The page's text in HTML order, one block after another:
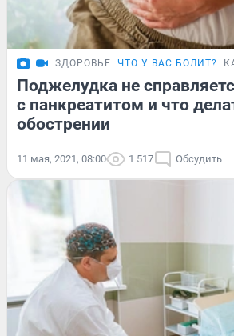
ЗДОРОВЬЕ ЧТО У ВАС БОЛИТ?
Поджелудка не
с панкреатитом и что
обострении
11 мая, 2021, 08:00 1 517 Обсудить